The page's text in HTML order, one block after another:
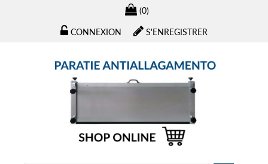
(0)
S'ENREGISTRER
CONNEXION